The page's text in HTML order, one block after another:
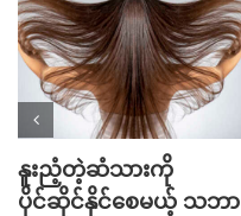
နူးညံ့တဲ့ဆံသားကို
ပိုင်ဆိုင်နိုင်စေမယ့် သဘာ